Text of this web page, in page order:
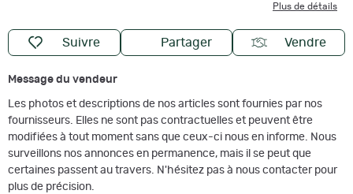
Plus de détails
Suivre Partager Vendre
Message du vendeur
Les photos et descriptions de nos articles sont fournies par nos
fournisseurs. Elles ne sont pas contractuelles et peuvent être
modifiées à tout moment sans que ceux-ci nous en informe. Nous
surveillons nos annonces en permanence, mais il se peut que
certaines passent au travers. N'hésitez pas à nous contacter pour
plus de précision.